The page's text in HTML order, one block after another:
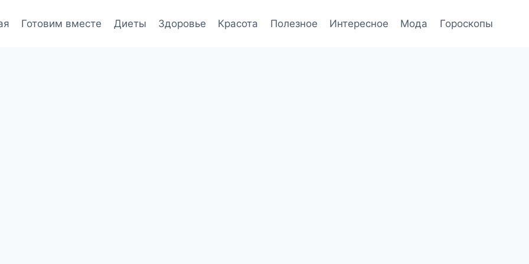
Готовим вместе Диеты Здоровье Красота Полезное Интересное Мода Гороскопы